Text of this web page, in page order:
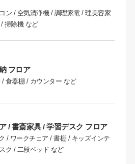
ン / 空気清浄機 / 調理家電 / 理美容家
掃除機 など
フロア
/ 食器棚 / カウンター など
/ 書斎家具 / 学習デスク フロア
/ ワークチェア / 書棚 / キッズインテ
ク / 二段ベッド など